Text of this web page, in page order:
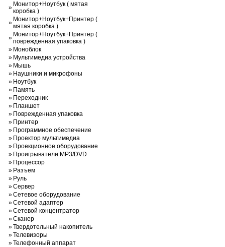
» Монитор+Ноутбук ( мятая
коробка )
» Монитор+Ноутбук+Принтер (
мятая коробка )
» Монитор+Ноутбук+Принтер (
поврежденная упаковка )
» Моноблок
» Мультимедиа устройства
» Мышь
» Наушники и микрофоны
» Ноутбук
» Память
» Переходник
» Планшет
» Поврежденная упаковка
» Принтер
» Программное обеспечение
» Проектор мультимедиа
» Проекционное оборудование
» Проигрыватели MP3/DVD
» Процессор
» Разъем
» Руль
»Сервер
»Сетевое оборудование
»Сетевой адаптер
»Сетевой концентратор
»Сканер
»Твердотельный накопитель
»Телевизоры
»Телефонный аппарат